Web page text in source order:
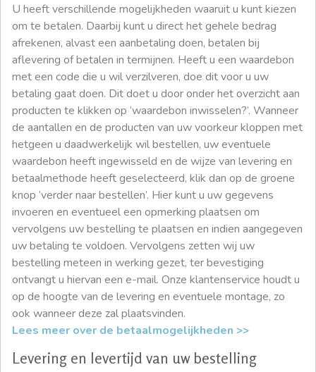
U heeft verschillende mogelijkheden waaruit u kunt kiezen
om te betalen. Daarbij kunt u direct het gehele bedrag
afrekenen, alvast een aanbetaling doen, betalen bij
aflevering of betalen in termijnen. Heeft u een waardebon
met een code die u wil verzilveren, doe dit voor u uw
betaling gaat doen. Dit doet u door onder het overzicht aan
producten te klikken op ‘waardebon inwisselen?’. Wanneer
de aantallen en de producten van uw voorkeur kloppen met
hetgeen u daadwerkelijk wil bestellen, uw eventuele
waardebon heeft ingewisseld en de wijze van levering en
betaalmethode heeft geselecteerd, klik dan op de groene
knop ‘verder naar bestellen’. Hier kunt u uw gegevens
invoeren en eventueel een opmerking plaatsen om
vervolgens uw bestelling te plaatsen en indien aangegeven
uw betaling te voldoen. Vervolgens zetten wij uw
bestelling meteen in werking gezet, ter bevestiging
ontvangt u hiervan een e-mail. Onze klantenservice houdt u
op de hoogte van de levering en eventuele montage, zo
ook wanneer deze zal plaatsvinden.
Lees meer over de betaalmogelijkheden >>
Levering en levertijd van uw bestelling